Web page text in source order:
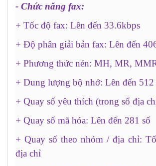
- Chức năng fax:
+ Tốc độ fax: Lên đến 33.6kbps
+ Độ phân giải bản fax: Lên đến
+ Phương thức nén: MH, MR,
+ Dung lượng bộ nhớ: Lên đến 512
+ Quay số yêu thích (trong sổ địa
+ Quay số mã hóa: Lên đến 281 số
+ Quay số theo nhóm / địa chỉ:
địa chỉ